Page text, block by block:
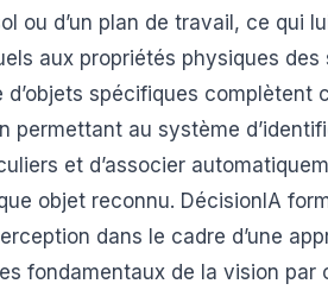
ou d’un plan de travail, ce qui
aux propriétés physiques
d’objets spécifiques complètent
permettant au système
et d’associer
objet reconnu. DécisionIA
dans le cadre d’une
fondamentaux de la vision par